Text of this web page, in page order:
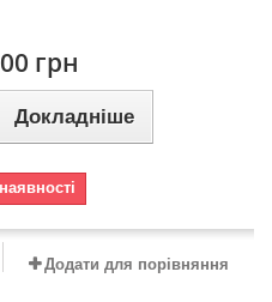
грн
Докладніше
Додати для порівняння